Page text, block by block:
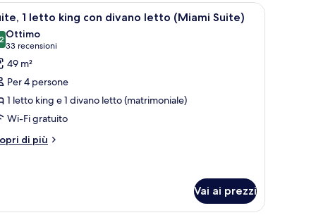
una scrivania, una televisione e vista sulla città attraverso la finestra.
Una camera d'albergo con un letto, una
6 1 letto king con divano letto (Miami Suite)
su 10
Ottimo
33 recensioni
(33
recensioni)
49 m²
Per 4 persone
1 letto king e 1 divano letto (matrimoniale)
Wi-Fi gratuito
di più
Vai ai prezzi